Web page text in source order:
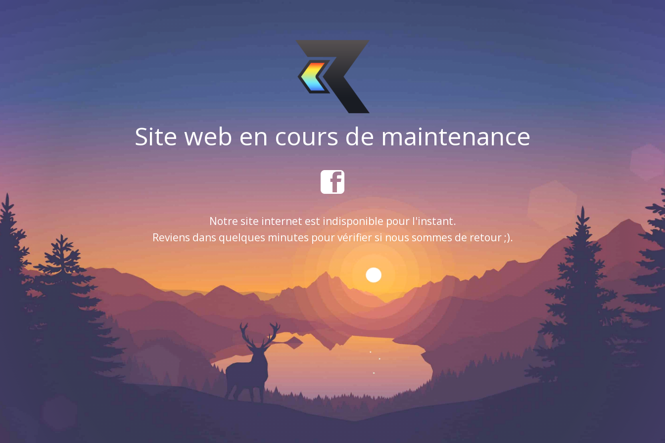
Site web en cours de maintenance
Notre site internet est indisponible pour l'instant.
Reviens dans quelques minutes pour vérifier si nous sommes de retour ;).